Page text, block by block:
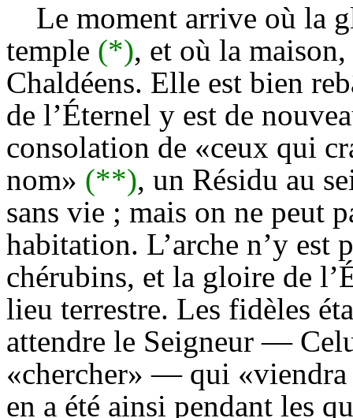
Le moment arrive où la
temple (*), et où la
Chaldéens. Elle est bien
de l’Éternel y est de
consolation de «ceux qui
nom» (**), un Résidu au
sans vie ; mais on ne peut
habitation. L’arche n’y
chérubins, et la gloire de
lieu terrestre. Les fidèles
attendre le Seigneur —
«chercher» — qui
en a été ainsi pendant les